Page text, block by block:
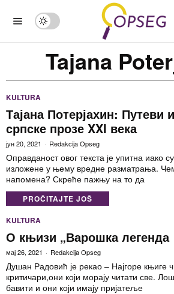
Tajana
KULTURA
Тајана Потерјахин: Путеви
српске прозе XXI века
јун 20, 2021 Redakcija Opseg
Оправданост овог текста је упитна иако
изложене у њему вредне разматрања.
напомена? Скреће пажњу на то да
PROČITAJTE JOŠ
KULTURA
О књизи „Варошка легенда
мај 26, 2021 Redakcija Opseg
Душан Радовић је рекао – Најгоре књиге
критичари,они који морају читати све.
бавити и они који имају пријатеље